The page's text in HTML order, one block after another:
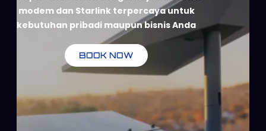
modem dan Starlink terpercaya untuk
kebutuhan pribadi maupun bisnis Anda
BOOK NOW